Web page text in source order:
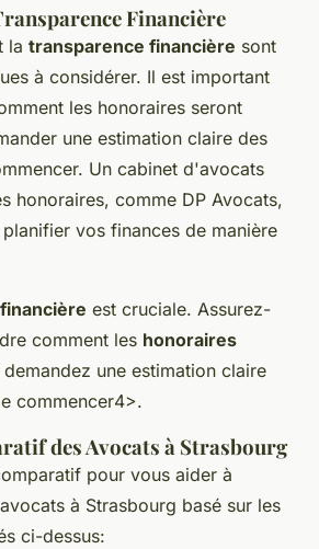
Financière
la transparence financière sont
à considérer. Il est important
les honoraires seront
une estimation claire des
Un cabinet d'avocats
honoraires, comme DP Avocats,
vos finances de manière
est cruciale. Assurez-
comment les honoraires
une estimation claire
commencer4>.
des Avocats à Strasbourg
pour vous aider à
à Strasbourg basé sur les
ci-dessus: